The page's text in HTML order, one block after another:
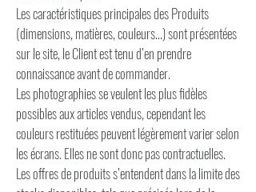
Les caractéristiques principales des Produits
(dimensions, matières, couleurs…) sont présentées
sur le site, le Client est tenu d’en prendre
connaissance avant de commander.
Les photographies se veulent les plus fidèles
possibles aux articles vendus, cependant les
couleurs restituées peuvent légèrement varier selon
les écrans. Elles ne sont donc pas contractuelles.
Les offres de produits s’entendent dans la limite des